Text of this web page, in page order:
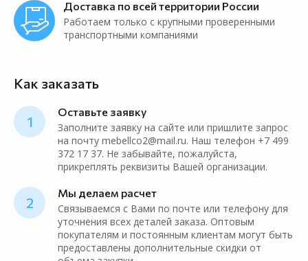
Доставка по всей территории России
Работаем только с крупными проверенными
транспортными компаниями
Как заказать
1
Оставьте заявку
Заполните заявку на сайте или пришлите запрос
на почту mebellco2@mail.ru. Наш телефон +7 499
372 17 37. Не забывайте, пожалуйста,
прикреплять реквизиты Вашей организации.
2
Мы делаем расчет
Связываемся с Вами по почте или телефону для
уточнения всех деталей заказа. Оптовым
покупателям и постоянным клиентам могут быть
предоставлены дополнительные скидки от